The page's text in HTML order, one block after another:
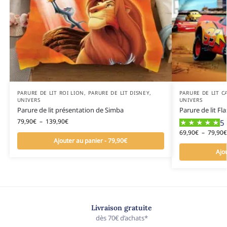
PARURE DE LIT ROI LION, PARURE DE LIT DISNEY,
UNIVERS
Parure de lit présentation de Simba
79,90€ – 139,90€
Ajouter au panier - 79,90€
PARURE DE LIT
UNIVERS
Parure de lit
5
69,90€ – 79,90€
Livraison gratuite
dès 70€ d’achats*